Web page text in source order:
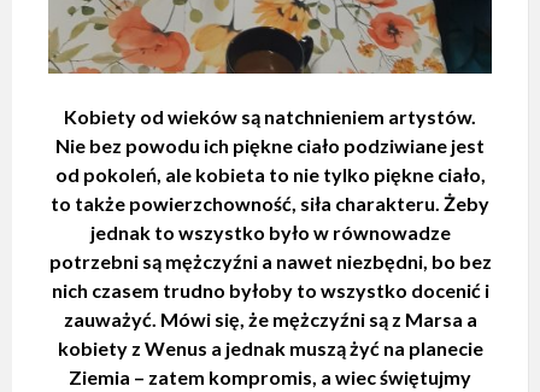
Kobiety od wieków są natchnieniem artystów.
Nie bez powodu ich piękne ciało podziwiane jest
od pokoleń, ale kobieta to nie tylko piękne ciało,
to także powierzchowność, siła charakteru. Żeby
jednak to wszystko było w równowadze
potrzebni są mężczyźni a nawet niezbędni, bo bez
nich czasem trudno byłoby to wszystko docenić i
zauważyć. Mówi się, że mężczyźni są z Marsa a
kobiety z Wenus a jednak muszą żyć na planecie
Ziemia – zatem kompromis, a wiec świętujmy